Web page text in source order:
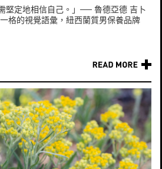
堅定地相信自己。」── 魯德亞德 吉卜
格的視覺語彙，紐西蘭質男保養品牌